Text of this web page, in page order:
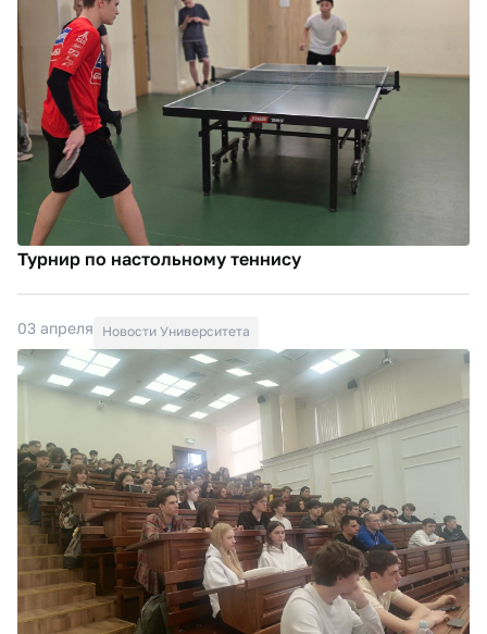
Турнир по настольному теннису
03 апреля Новости Университета